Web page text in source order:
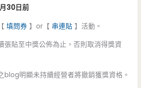
30日前
填問券 】or【 串連貼 】活動。
張貼至中獎公佈為止，否則取消得獎資
blog明顯未持續經營者將撤銷獲獎資格。